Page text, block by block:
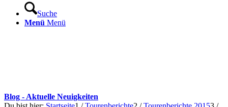
Suche
Menü Menü
Blog - Aktuelle Neuigkeiten